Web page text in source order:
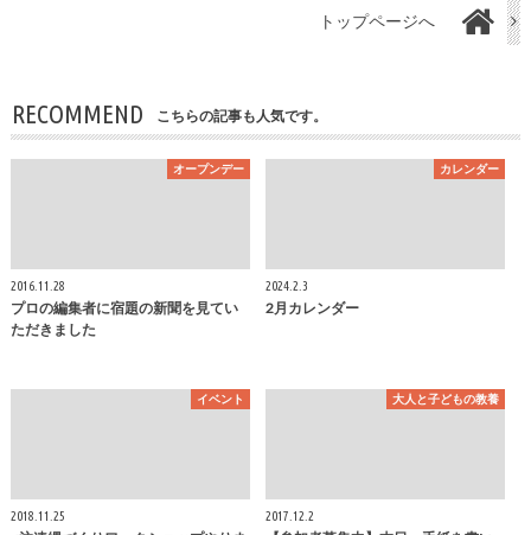
トップページへ
RECOMMEND こちらの記事も人気です。
オープンデー
2016.11.28
プロの編集者に宿題の新聞を見てい
ただきました
カレンダー
2024.2.3
2月カレンダー
イベント
2018.11.25
大人と子どもの教養
2017.12.2